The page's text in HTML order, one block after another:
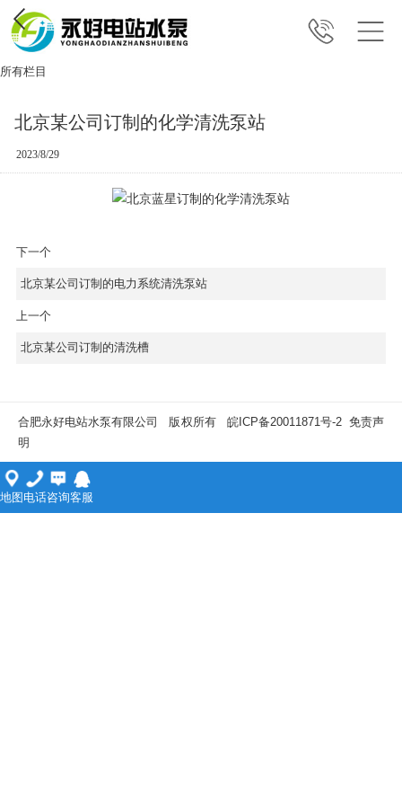
所有栏目
北京某公司订制的化学清洗泵站
2023/8/29
下一个
北京某公司订制的电力系统清洗泵站
上一个
北京某公司订制的清洗槽
合肥永好电站水泵有限公司 版权所有 皖ICP备20011871号-2 免责声
明
地图 电话咨询客服